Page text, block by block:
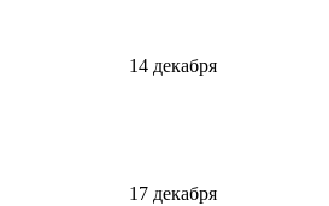
14 декабря
17 декабря